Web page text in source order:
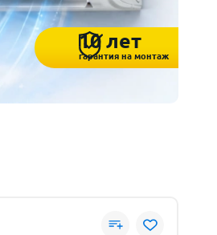
10 лет
гарантия на монтаж